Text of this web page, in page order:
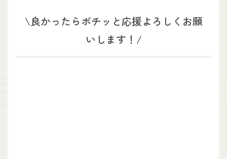
\良かったらポチッと応援よろしくお願
いします！/